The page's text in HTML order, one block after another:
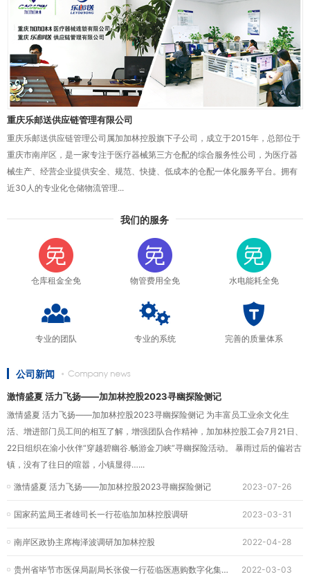
重庆乐邮送供应链管理有限公司
重庆乐邮送供应链管理公司属加加林控股旗下子公司，成立于2015年，总部位于
重庆市南岸区，是一家专注于医疗器械第三方仓配的综合服务性公司，为医疗器
械生产、经营企业提供安全、规范、快捷、低成本的仓配一体化服务平台。拥有
近30人的专业化仓储物流管理...
我们的服务
仓库租金全免 物管费用全免 水电能耗全免
专业的团队 专业的系统 完善的质量体系
公司新闻
激情盛夏 活力飞扬——加加林控股2023寻幽探险侧记
激情盛夏 活力飞扬——加加林控股2023寻幽探险侧记 为丰富员工业余文化生
活、增进部门员工间的相互了解，增强团队合作精神，加加林控股工会7月21日、
22日组织在渝小伙伴“穿越碧幽谷.畅游金刀峡”寻幽探险活动。 暴雨过后的偏岩古
镇，没有了往日的喧嚣，小镇显得…...
激情盛夏 活力飞扬——加加林控股2023寻幽探险侧记 2023-07-26
国家药监局王者雄司长一行莅临加加林控股调研 2023-03-31
南岸区政协主席梅泽波调研加加林控股 2022-04-28
贵州省毕节市医保局副局长张俊一行莅临医惠购数字化集采保障中心调研指导 2022-03-03